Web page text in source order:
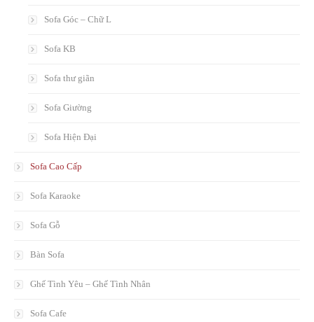
Sofa Góc – Chữ L
Sofa KB
Sofa thư giãn
Sofa Giường
Sofa Hiện Đại
Sofa Cao Cấp
Sofa Karaoke
Sofa Gỗ
Bàn Sofa
Ghế Tình Yêu – Ghế Tình Nhân
Sofa Cafe